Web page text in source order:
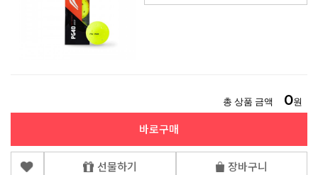
총 상품 금액 0원
바로구매
선물하기 장바구니